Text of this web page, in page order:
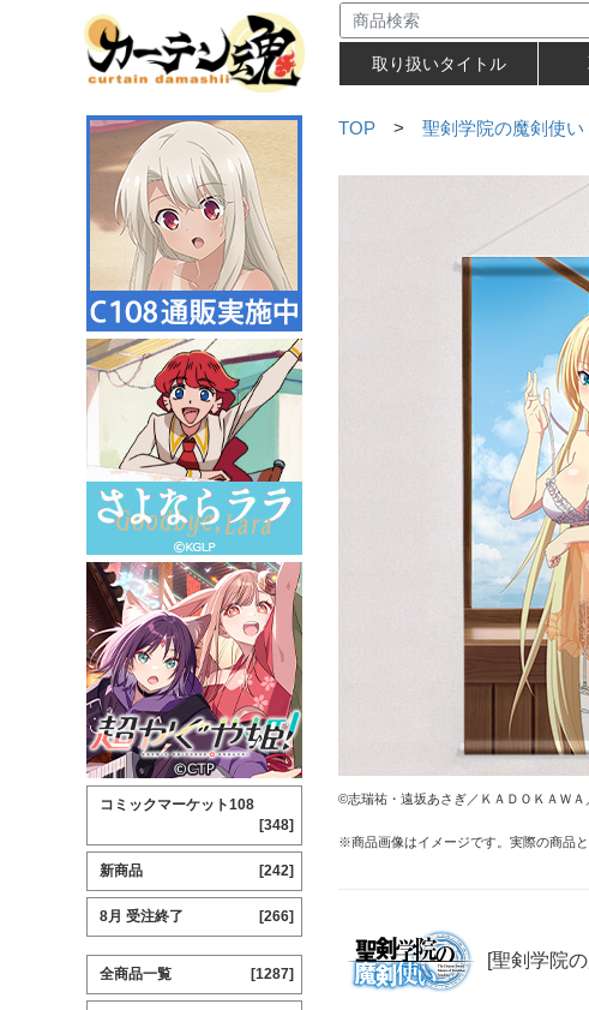
取り扱いタイトル
TOP > 聖剣学院の魔剣使い
©志瑞祐・遠坂あさぎ／ＫＡＤＯＫＡＷ
※商品画像はイメージです。実際の商品と
[聖剣学院
コミックマーケット108
[348]
新商品 [242]
8月 受注終了 [266]
全商品一覧 [1287]